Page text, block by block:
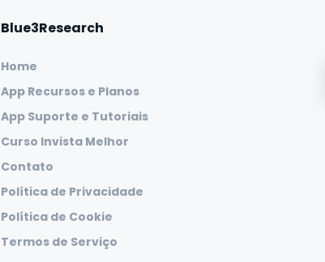
Blue3Research
Home
App Recursos e Planos
App Suporte e Tutoriais
Curso Invista Melhor
Contato
Política de Privacidade
Política de Cookie
Termos de Serviço